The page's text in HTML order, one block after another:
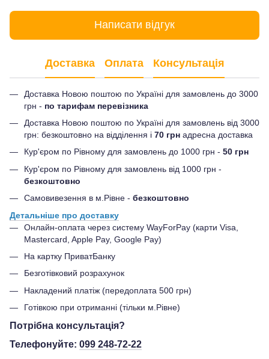
Написати відгук
Доставка Оплата Консультація
Доставка Новою поштою по Україні для замовлень до 3000
грн - по тарифам перевізника
Доставка Новою поштою по Україні для замовлень від 3000
грн: безкоштовно на відділення і 70 грн адресна доставка
Кур'єром по Рівному для замовлень до 1000 грн - 50 грн
Кур'єром по Рівному для замовлень від 1000 грн -
безкоштовно
Самовивезення в м.Рівне - безкоштовно
Детальніше про доставку
Онлайн-оплата через систему WayForPay (карти Visa,
Mastercard, Apple Pay, Google Pay)
На картку ПриватБанку
Безготівковий розрахунок
Накладений платіж (передоплата 500 грн)
Готівкою при отриманні (тільки м.Рівне)
Потрібна консультація?
Телефонуйте: 099 248-72-22